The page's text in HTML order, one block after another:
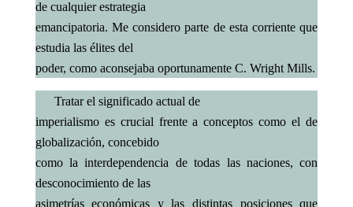
de cualquier estrategia
emancipatoria. Me considero parte de esta corriente que
estudia las élites del
poder, como aconsejaba oportunamente C. Wright Mills.
Tratar el significado actual de
imperialismo es crucial frente a conceptos como el de
globalización, concebido
como la interdependencia de todas las naciones, con
desconocimiento de las
asimetrías económicas y las distintas posiciones que